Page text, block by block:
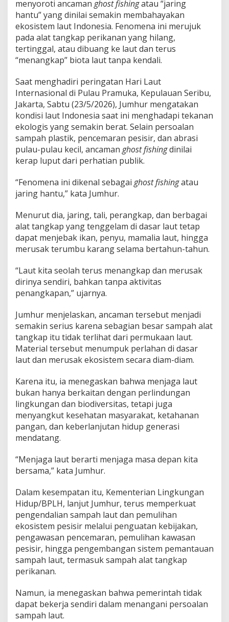
”
b
a
g
i
E
k
s
i
s
t
e
m
L
a
menyoroti ancaman ghost fishingatau “jaring
hantu” yang dinilai semakin membahayakan
ekosistem laut Indonesia. Fenomena ini merujuk
pada alat tangkap perikanan yang hilang,
tertinggal, atau dibuang ke laut dan terus
“menangkap” biota laut tanpa kendali.
Saat menghadiri peringatan Hari Laut
Internasional di Pulau Pramuka, Kepulauan Seribu,
Jakarta, Sabtu (23/5/2026), Jumhur mengatakan
kondisi laut Indonesia saat ini menghadapi tekanan
ekologis yang semakin berat. Selain persoalan
sampah plastik, pencemaran pesisir, dan abrasi
pulau-pulau kecil, ancaman ghost fishingdinilai
kerap luput dari perhatian publik.
“Fenomena ini dikenal sebagai ghost fishingatau
jaring hantu,” kata Jumhur.
Menurut dia, jaring, tali, perangkap, dan berbagai
alat tangkap yang tenggelam di dasar laut tetap
dapat menjebak ikan, penyu, mamalia laut, hingga
merusak terumbu karang selama bertahun-tahun.
“Laut kita seolah terus menangkap dan merusak
dirinya sendiri, bahkan tanpa aktivitas
penangkapan,” ujarnya.
Jumhur menjelaskan, ancaman tersebut menjadi
semakin serius karena sebagian besar sampah alat
tangkap itu tidak terlihat dari permukaan laut.
Material tersebut menumpuk perlahan di dasar
laut dan merusak ekosistem secara diam-diam.
Karena itu, ia menegaskan bahwa menjaga laut
bukan hanya berkaitan dengan perlindungan
lingkungan dan biodiversitas, tetapi juga
menyangkut kesehatan masyarakat, ketahanan
pangan, dan keberlanjutan hidup generasi
mendatang.
“Menjaga laut berarti menjaga masa depan kita
bersama,” kata Jumhur.
Dalam kesempatan itu, Kementerian Lingkungan
Hidup/BPLH, lanjut Jumhur, terus memperkuat
pengendalian sampah laut dan pemulihan
ekosistem pesisir melalui penguatan kebijakan,
pengawasan pencemaran, pemulihan kawasan
pesisir, hingga pengembangan sistem pemantauan
sampah laut, termasuk sampah alat tangkap
perikanan.
Namun, ia menegaskan bahwa pemerintah tidak
dapat bekerja sendiri dalam menangani persoalan
sampah laut.